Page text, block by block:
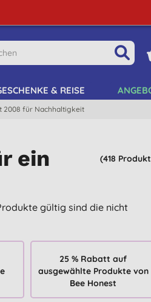
& REISE
2008 für Nachhaltigkeit
(418
ein
gültig sind die nicht
25 % Rabatt auf
ausgewählte Produkte von
Bee Honest